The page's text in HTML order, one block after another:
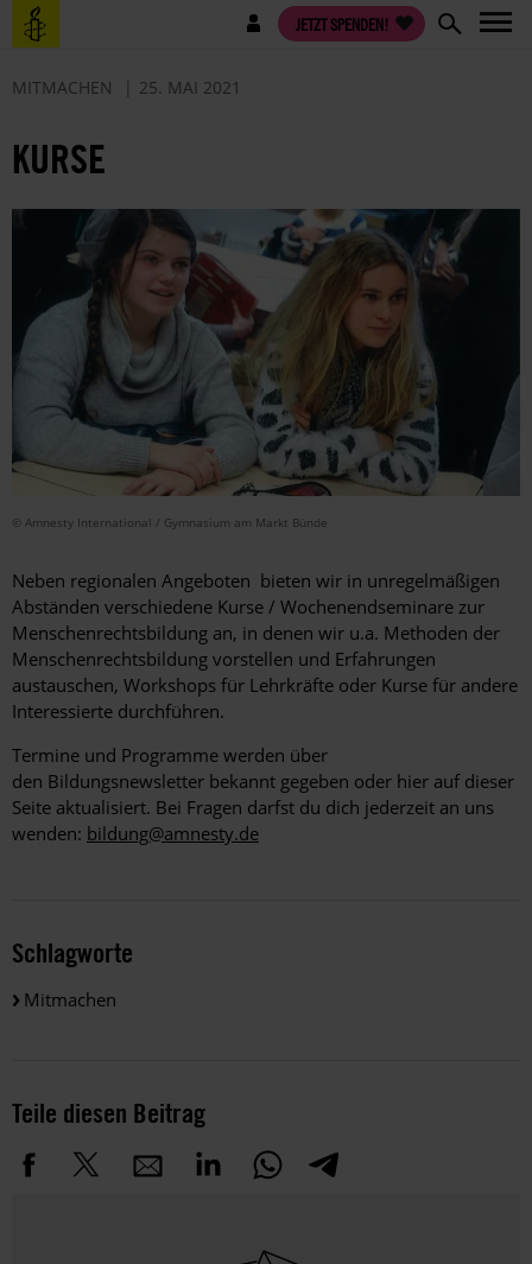
Direkt
zum
Benutzermenü JETZT SPENDEN!
MITMACHEN 25. MAI 2021
KURSE
© Amnesty International / Gymnasium am Markt Bünde
Neben regionalen Angeboten bieten wir in unregelmäßigen
Abständen verschiedene Kurse / Wochenendseminare zur
Menschenrechtsbildung an, in denen wir u.a. Methoden der
Menschenrechtsbildung vorstellen und Erfahrungen
austauschen, Workshops für Lehrkräfte oder Kurse für andere
Interessierte durchführen.
Termine und Programme werden über
den Bildungsnewsletter bekannt gegeben oder hier auf dieser
Seite aktualisiert. Bei Fragen darfst du dich jederzeit an uns
wenden: bildung@amnesty.de
Schlagworte
Mitmachen
Teile diesen Beitrag